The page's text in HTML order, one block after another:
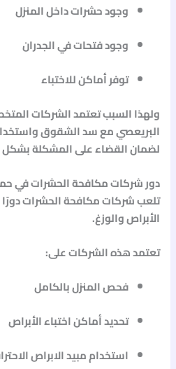
وجود حشرات داخل المنزل
وجود فتحات في الجدران
توفر أماكن للاختباء
ولهذا السبب تعتمد الشركات
البريعصيمع سد الشقوق
لضمان القضاء على المشكلة
دور شركات مكافحة الحشرات في
تلعب شركات مكافحة الحشرات
الأبراص والوزغ.
تعتمد هذه الشركات على:
فحص المنزل بالكامل
تحديد أماكن اختباء الأبراص
استخداممبيد الابراص